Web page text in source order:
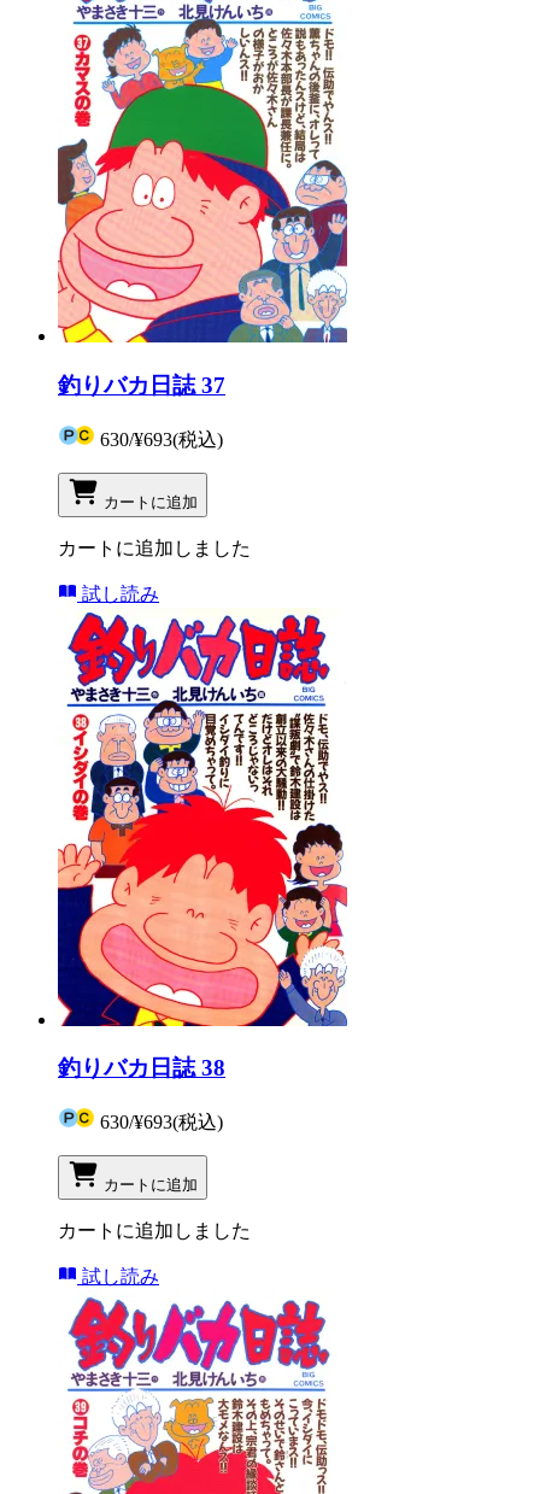
釣りバカ日誌 37
630/¥693(税込)
カートに追加
カートに追加しました
試し読み
釣りバカ日誌 38
630/¥693(税込)
カートに追加
カートに追加しました
試し読み